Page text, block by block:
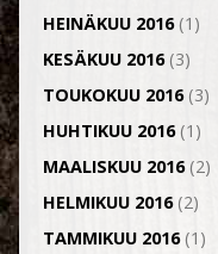
HEINÄKUU 2016(1)
KESÄKUU 2016(3)
TOUKOKUU 2016(3)
HUHTIKUU 2016(1)
MAALISKUU 2016(2)
HELMIKUU 2016(2)
TAMMIKUU 2016(1)